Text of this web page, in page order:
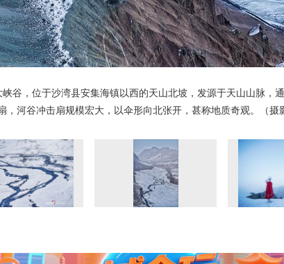
谷，位于沙湾县安集海镇以西的天山北坡，发源于天山山脉，
，河谷冲击扇规模宏大，以伞形向北张开，甚称地质奇观。（摄